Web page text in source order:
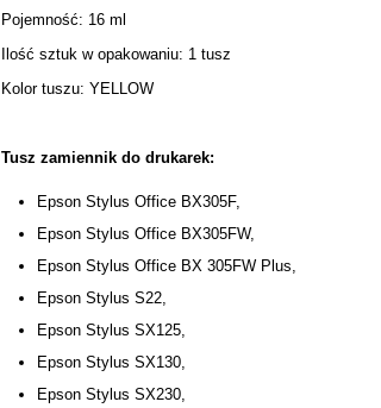
Pojemność: 16 ml
Ilość sztuk w opakowaniu: 1 tusz
Kolor tuszu: YELLOW
Tusz zamiennik do drukarek:
Epson Stylus Office BX305F,
Epson Stylus Office BX305FW,
Epson Stylus Office BX 305FW Plus,
Epson Stylus S22,
Epson Stylus SX125,
Epson Stylus SX130,
Epson Stylus SX230,